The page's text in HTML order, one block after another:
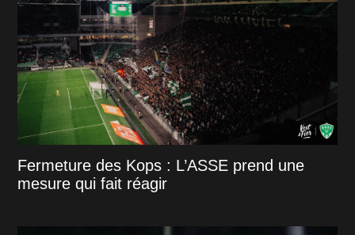
Fermeture des Kops : L’ASSE prend une
mesure qui fait réagir